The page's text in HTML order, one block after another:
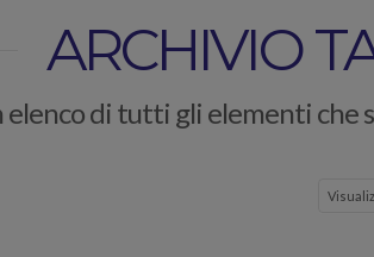
ARCHIVIO
di tutti gli elementi che